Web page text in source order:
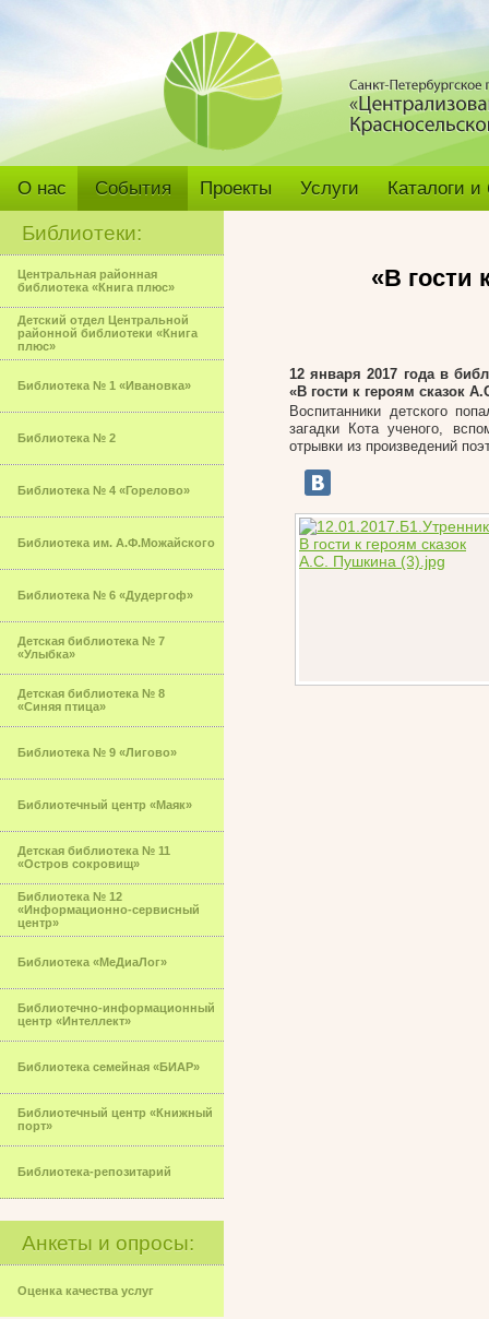
О нас События Проекты Услуги Каталоги
Библиотеки:
Центральная районная
библиотека «Книга плюс»
Детский отдел Центральной
районной библиотеки «Книга
плюс»
Библиотека № 1 «Ивановка»
Библиотека № 2
Библиотека № 4 «Горелово»
Библиотека им. А.Ф.Можайского
Библиотека № 6 «Дудергоф»
Детская библиотека № 7
«Улыбка»
Детская библиотека № 8
«Синяя птица»
Библиотека № 9 «Лигово»
Библиотечный центр «Маяк»
Детская библиотека № 11
«Остров сокровищ»
Библиотека № 12
«Информационно-сервисный
центр»
Библиотека «МеДиаЛог»
Библиотечно-информационный
центр «Интеллект»
Библиотека семейная «БИАР»
Библиотечный центр «Книжный
порт»
Библиотека-репозитарий
Анкеты и опросы:
Оценка качества услуг
«В гости
12 января 2017 года в
«В гости к героям сказок
Воспитанники детского
загадки Кота ученого,
отрывки из произведений